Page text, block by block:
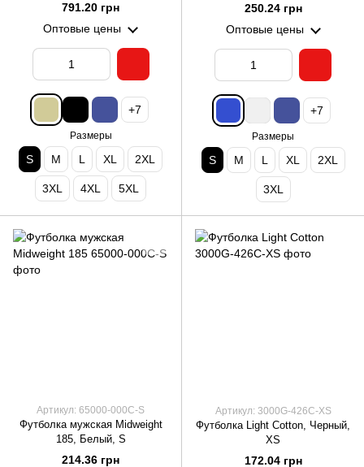
791.20 грн
Оптовые цены
+7
Размеры
S M L XL 2XL
3XL 4XL 5XL
250.24 грн
Оптовые цены
+7
Размеры
S M L XL 2XL
3XL
Артикул: 65000-000C-S
Футболка мужская Midweight
185, Белый, S
214.36 грн
Артикул: 3000G-426C-XS
Футболка Light Cotton, Черный,
XS
172.04 грн